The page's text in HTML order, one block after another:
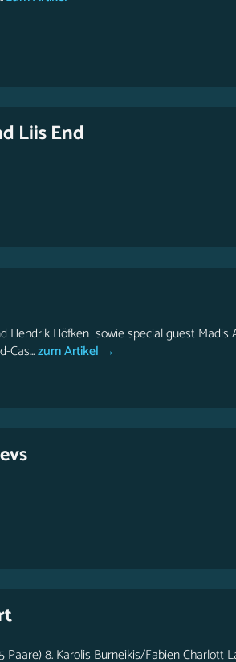
Liis End
Hendrik Höfken sowie special guest Madis
Cas...zum Artikel →
8. Karolis Burneikis/Fabien Charlott